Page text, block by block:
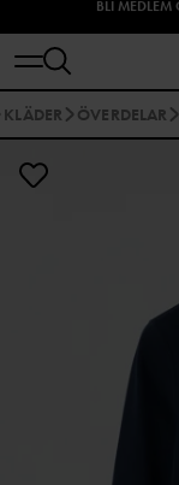
KLÄDER ÖVERDELAR